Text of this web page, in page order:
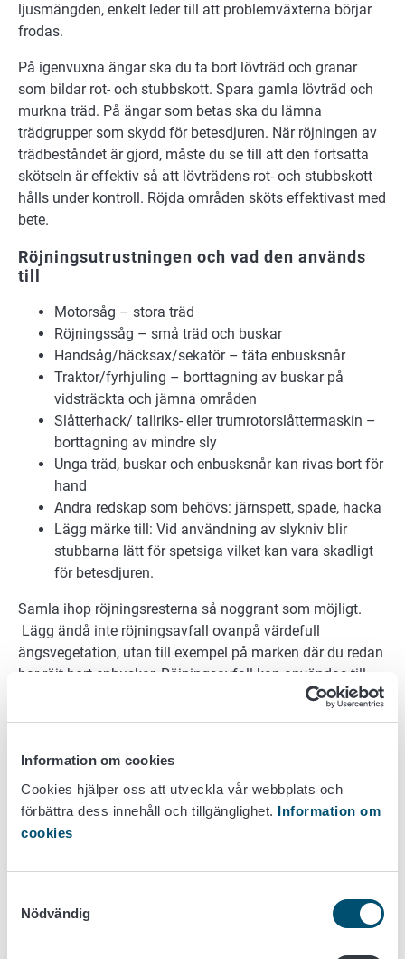
Information om cookies
Cookies hjälper oss att utveckla vår webbplats och
förbättra dess innehåll och tillgänglighet. Information om
cookies
Nödvändig
ljusmängden, enkelt leder till att problemväxterna börjar
frodas.
På igenvuxna ängar ska du ta bort lövträd och granar
som bildar rot- och stubbskott. Spara gamla lövträd och
murkna träd. På ängar som betas ska du lämna
trädgrupper som skydd för betesdjuren. När röjningen av
trädbeståndet är gjord, måste du se till att den fortsatta
skötseln är effektiv så att lövträdens rot- och stubbskott
hålls under kontroll. Röjda områden sköts effektivast med
bete.
Röjningsutrustningen och vad den används
till
Motorsåg – stora träd
Röjningssåg – små träd och buskar
Handsåg/häcksax/sekatör – täta enbusksnår
Traktor/fyrhjuling – borttagning av buskar på
vidsträckta och jämna områden
Slåtterhack/ tallriks- eller trumrotorslåttermaskin –
borttagning av mindre sly
Unga träd, buskar och enbusksnår kan rivas bort för
hand
Andra redskap som behövs: järnspett, spade, hacka
Lägg märke till: Vid användning av slykniv blir
stubbarna lätt för spetsiga vilket kan vara skadligt
för betesdjuren.
Samla ihop röjningsresterna så noggrant som möjligt.
Lägg ändå inte röjningsavfall ovanpå värdefull
ängsvegetation, utan till exempel på marken där du redan
har röjt bort enbuskar. Röjningsavfall kan användas till
röjningsavfallet brännas till exempel på hösten när
fridlysningsbestämmelserna och bestämmelserna om
fornminnesområden på ett skyddsområde kan begränsa
brännandet av röjningsavfall.
Avlägsna stubbarna eller använd dem som
Avlägsna stubbarna från fällda träd, i synnerhet på de